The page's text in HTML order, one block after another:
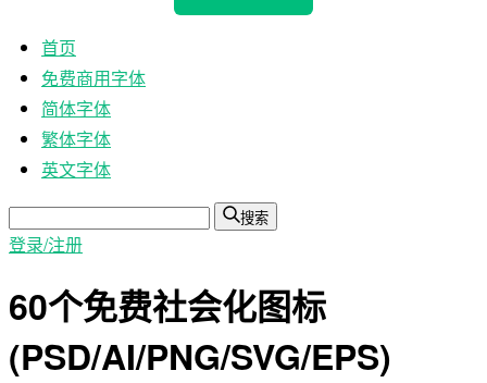
首页
免费商用字体
简体字体
繁体字体
英文字体
搜索
登录/注册
60个免费社会化图标
(PSD/AI/PNG/SVG/EPS)